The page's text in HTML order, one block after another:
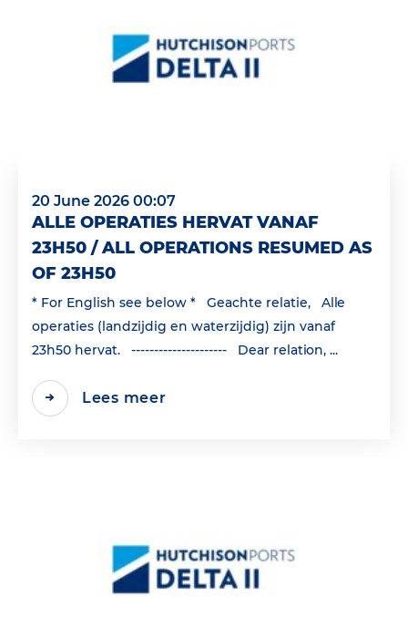
20 June 2026 00:07
ALLE OPERATIES HERVAT VANAF
23H50 / ALL OPERATIONS RESUMED AS
OF 23H50
* For English see below * Geachte relatie, Alle
operaties (landzijdig en waterzijdig) zijn vanaf
23h50 hervat. --------------------- Dear relation, ...
Lees meer